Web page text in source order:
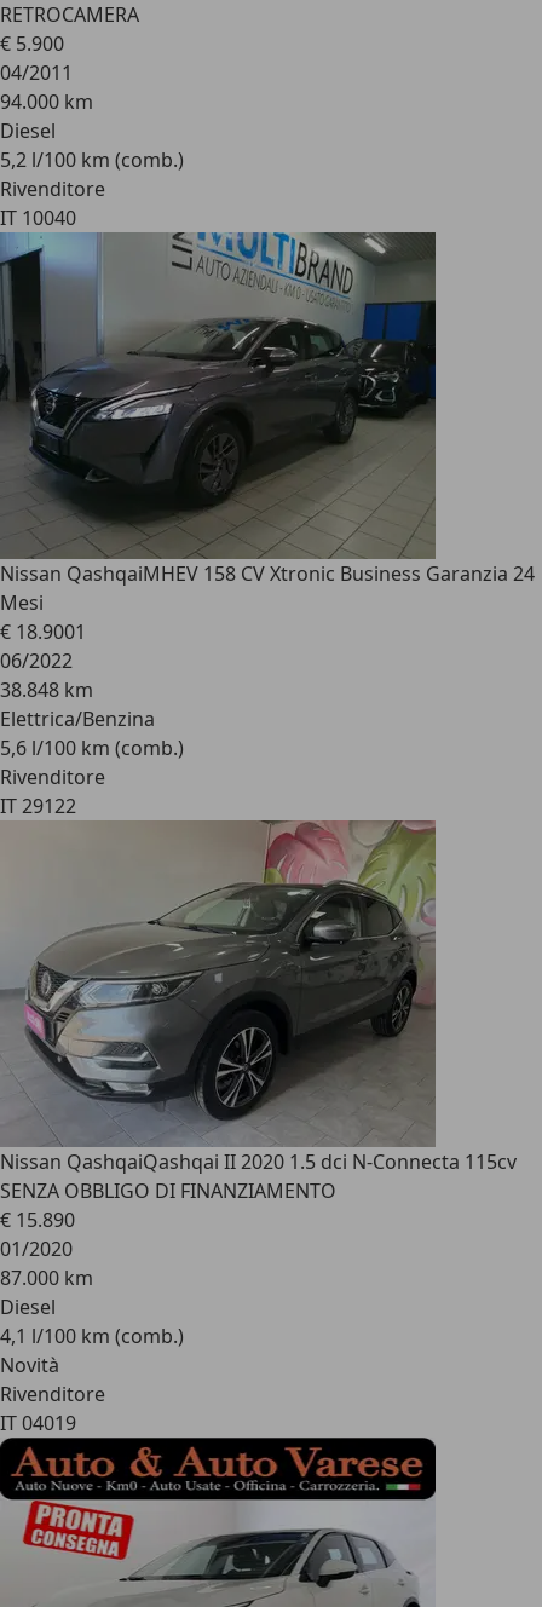
RETROCAMERA
€ 5.900
04/2011
94.000 km
Diesel
5,2 l/100 km (comb.)
Rivenditore
IT 10040
Nissan QashqaiMHEV 158 CV Xtronic Business Garanzia 24
Mesi
€ 18.9001
06/2022
38.848 km
Elettrica/Benzina
5,6 l/100 km (comb.)
Rivenditore
IT 29122
Nissan QashqaiQashqai II 2020 1.5 dci N-Connecta 115cv
SENZA OBBLIGO DI FINANZIAMENTO
€ 15.890
01/2020
87.000 km
Diesel
4,1 l/100 km (comb.)
Novità
Rivenditore
IT 04019